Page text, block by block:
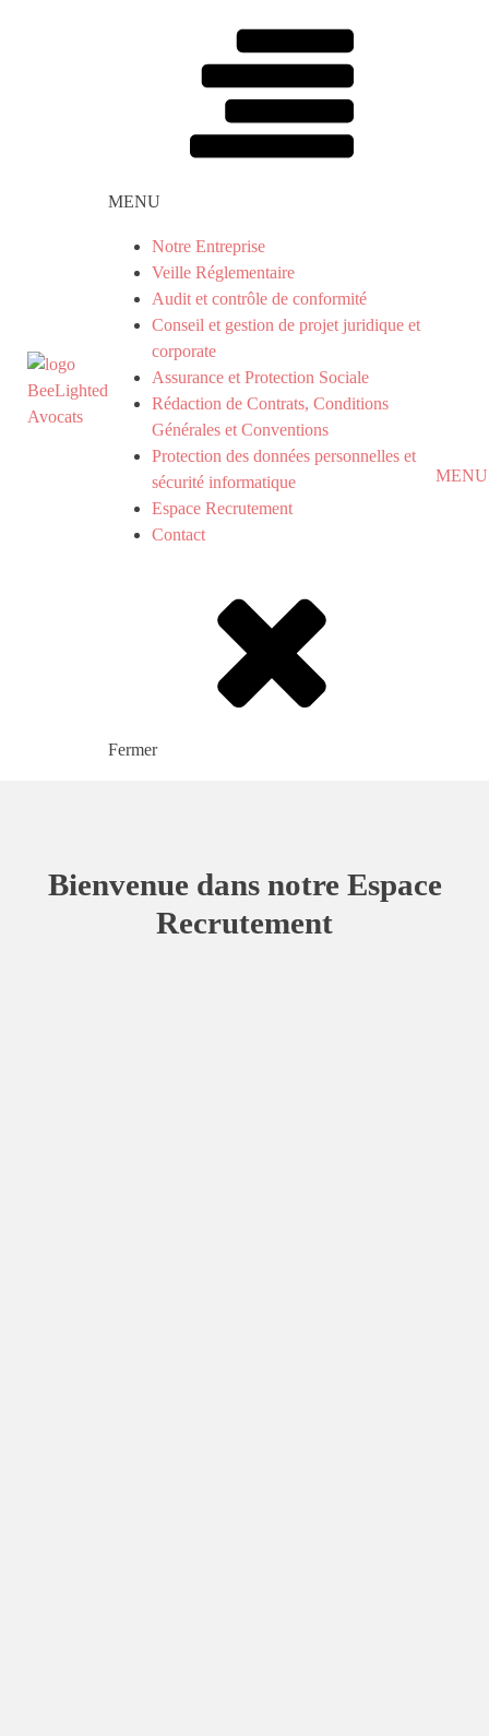
MENU
Notre Entreprise
Veille Réglementaire
Audit et contrôle de conformité
Conseil et gestion de projet juridique et
corporate
Assurance et Protection Sociale
Rédaction de Contrats, Conditions
Générales et Conventions
Protection des données personnelles et
sécurité informatique
Espace Recrutement
Contact
Fermer
MENU
Bienvenue dans notre Espace
Recrutement